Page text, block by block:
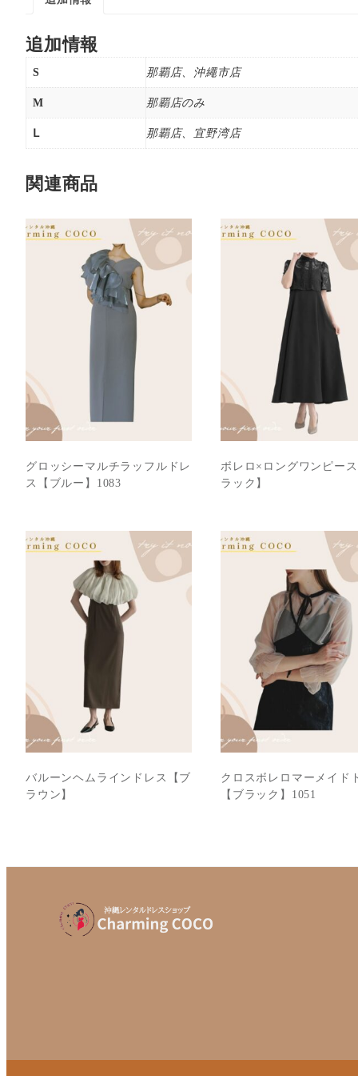
追加情報
S 那覇店、沖繩市店
M 那覇店のみ
Ⅼ 那覇店、宜野湾店
関連商品
グロッシーマルチラッフルドレ
ス【ブルー】1083
ボレロ×ロングワンピー
ラック】
バルーンヘムラインドレス【ブ
ラウン】
クロスボレロマーメイド
【ブラック】1051